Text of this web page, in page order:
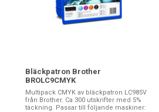
Bläckpatron Brother
BROLC9CMYK
Multipack CMYK av bläckpatron LC985V
från Brother. Ca 300 utskrifter med 5%
täckning. Passar till följande maskiner: